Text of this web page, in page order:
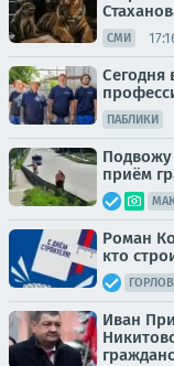
СМИ
Сегодня
ПАБЛИКИ
Подвожу
приём
Роман
кто
Иван